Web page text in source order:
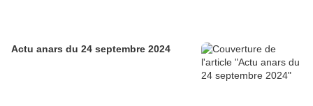
Actu anars du 24 septembre 2024